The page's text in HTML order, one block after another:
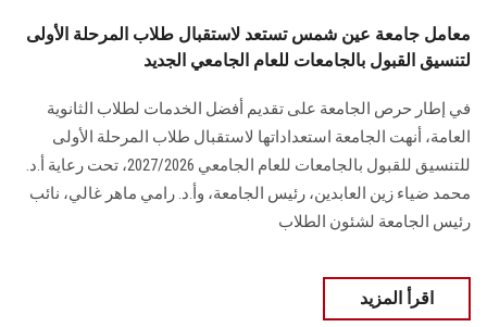
الزائـرون
سجل الان
معامل جامعة عين شمس تستعد لاستقبال طلاب المرحلة الأولى
لتنسيق القبول بالجامعات للعام الجامعي الجديد
في إطار حرص الجامعة على تقديم أفضل الخدمات لطلاب الثانوية
العامة، أنهت الجامعة استعداداتها لاستقبال طلاب المرحلة الأولى
للتنسيق للقبول بالجامعات للعام الجامعي 2027/2026، تحت رعاية أ.د.
محمد ضياء زين العابدين، رئيس الجامعة، وأ.د. رامي ماهر غالي، نائب
رئيس الجامعة لشئون الطلاب
اقرأ المزيد